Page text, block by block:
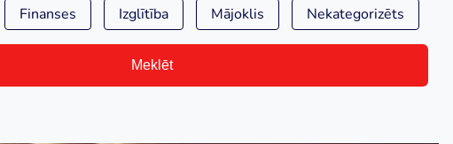
Finanses Izglītība Mājoklis Nekategorizēts
Meklēt